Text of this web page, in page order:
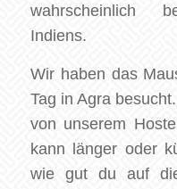
wahrscheinlich
Indiens.
Wir haben das
Tag in Agra
von unserem
kann länger oder
wie gut du auf